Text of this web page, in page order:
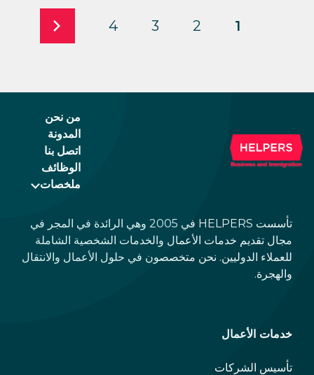
1
2
3
4
من نحن
المدونة
اتصل بنا
الوظائف
ملخصات
تأسست HELPERS في 2005 وهي الرائدة في المجر في
مجال تقديم خدمات الأعمال والخدمات الشخصية الشاملة
للعملاء الدوليين. نحن متخصصون في حلول الأعمال والانتقال
والهجرة.
خدمات الأعمال
تأسيس الشركات